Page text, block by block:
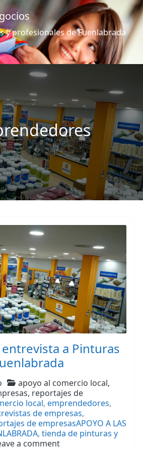
y profesionales de Fuenlabrada
a Pinturas
Categories
apoyo al comercio local,
reportajes de
local, emprendedores,
de empresas,
de empresasAPOYO A LAS
, tienda de pinturas y
a comment